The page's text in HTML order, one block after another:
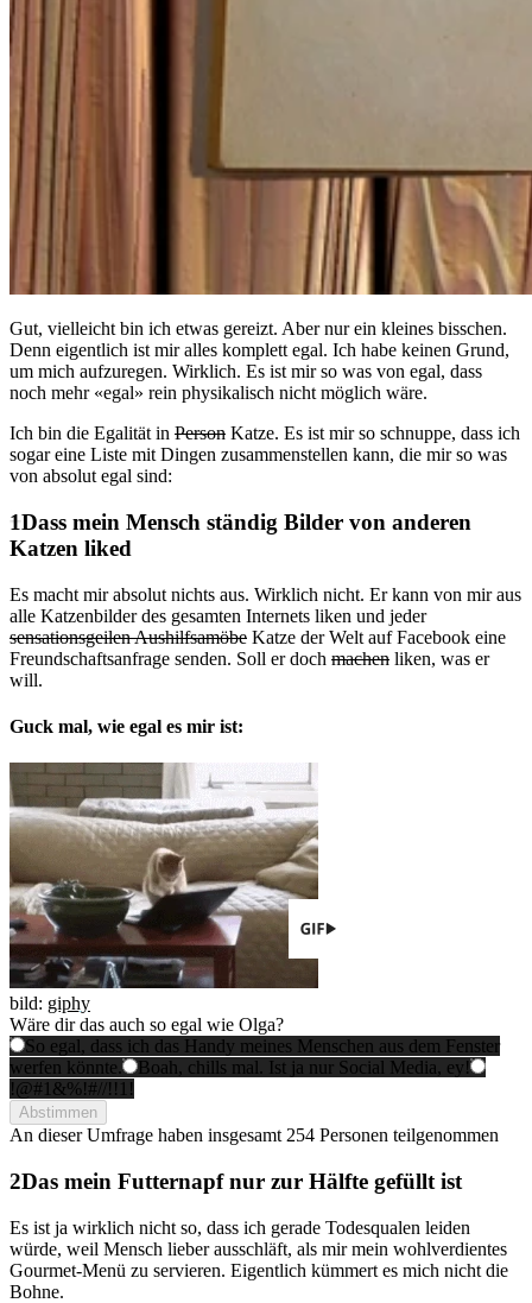
Gut, vielleicht bin ich etwas gereizt. Aber nur ein kleines bisschen.
Denn eigentlich ist mir alles komplett egal. Ich habe keinen Grund,
um mich aufzuregen. Wirklich. Es ist mir so was von egal, dass
noch mehr «egal» rein physikalisch nicht möglich wäre.
Ich bin die Egalität in Person Katze. Es ist mir so schnuppe, dass ich
sogar eine Liste mit Dingen zusammenstellen kann, die mir so was
von absolut egal sind:
Dass mein Mensch ständig Bilder von anderen
Katzen liked
Es macht mir absolut nichts aus. Wirklich nicht. Er kann von mir aus
alle Katzenbilder des gesamten Internets liken und jeder
sensationsgeilen Aushilfsamöbe Katze der Welt auf Facebook eine
Freundschaftsanfrage senden. Soll er doch machen liken, was er
will.
Guck mal, wie egal es mir ist:
bild: giphy
Wäre dir das auch so egal wie Olga?
So egal, dass ich das Handy meines Menschen aus dem Fenster
werfen könnte.
Boah, chills mal. Ist ja nur Social Media, ey!
!@#1&%!#//!!1!
Abstimmen
An dieser Umfrage haben insgesamt 254 Personen teilgenommen
Das mein Futternapf nur zur Hälfte gefüllt ist
Es ist ja wirklich nicht so, dass ich gerade Todesqualen leiden
würde, weil Mensch lieber ausschläft, als mir mein wohlverdientes
Gourmet-Menü zu servieren. Eigentlich kümmert es mich nicht die
Bohne.